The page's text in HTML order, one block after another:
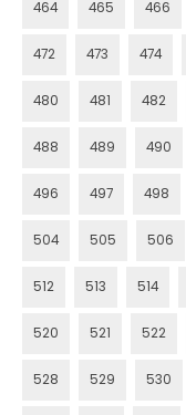
464 465 466
472 473 474
480 481 482
488 489 490
496 497 498
504 505 506
512 513 514
520 521 522
528 529 530